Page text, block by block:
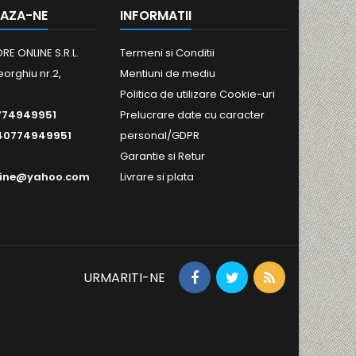
NE
ONLINE S.R.L.
nr.2,
INFORMATII
Termeni si Conditii
Mentiuni de mediu
Politica de utilizare Cookie-uri
Prelucrare date cu caracter
personal/GDPR
Garantie si Retur
Livrare si plata
URMARITI-NE